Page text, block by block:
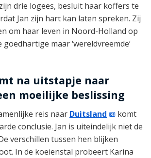
drie logees, besluit haar koffers te
Jan zijn hart kan laten spreken. Zij
om haar leven in Noord-Holland op
maar ‘wereldvreemde’
na uitstapje naar
moeilijke beslissing
reis naar Duitsland
komt
conclusie. Jan is uiteindelijk niet de
verschillen tussen hen blijken
In de koeienstal probeert Karina